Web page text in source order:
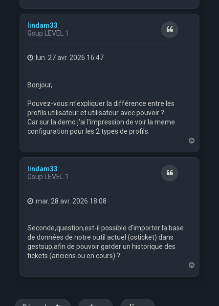
a
lindam33
Gsup LEVEL 1
Citation
lun. 27 avr. 2026 16:47
Bonjour,
Pouvez-vous m'expliquer la différence entre les
profils utilisateur et utilisateur avec pouvoir ?
Car sur la demo j'ai l'impression de voir la meme
configuration pour les 2 types de profils.
a
lindam33
Gsup LEVEL 1
Citation
mar. 28 avr. 2026 18:08
Seconde,question,est-il possible d'importer la base
de données de notre outil actuel (osticket) dans
gestsup,afin de pouvoir garder un historique des
tickets (anciens ou en cours) ?
a